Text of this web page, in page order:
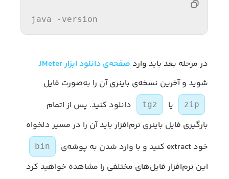
java -version
در مرحله‌ بعد باید وارد صفحه‌ی دانلود ابزار JMeter
شوید و آخرین نسخه‌ی باینری آن را به‌صورت فایل
zip یا tgz
دانلود کنید. پس از اتمام
بارگیری فایل باینری نرم‌افزار باید آن را در مسیر دلخواه
خود extract کنید و با وارد شدن به پوشه‌ی
bin
این نرم‌افزار فایل‌های مختلفی را مشاهده خواهید کرد